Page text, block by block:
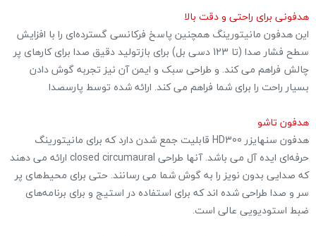
هدفونی برای راحتی و دقت بالا
این هدفون مانیتورینگ همچنین پاسخ فرکانسی گسترده‌ای را با افزایش
سطح فشار صدا (تا 123 دسی بل) برای بازتولید دقیق صدا برای کارهای پر
چالش فراهم می کند. و طراحی سبک و ایمن آن نیز تجربه گوش دادن
بسیار راحت را برای شما فراهم می کند. ارائه شده توسط پارسصدا
هدفون تاشو
هدفون سنهایزر HD300 قابلیت جمع شدن دارد که برای مانیتورینگ
حرفه‌ای ایده آل می باشد. آنها طراحی closed circumaural ارائه می دهند
که صدایی بدون نویز را به گوش شما می رسانند. حتی برای محیط‌های پر
سر و صدا طراحی شده اند که برای استفاده در استیج و برای برنامه‌های
ضبط استودیویی عالی است.